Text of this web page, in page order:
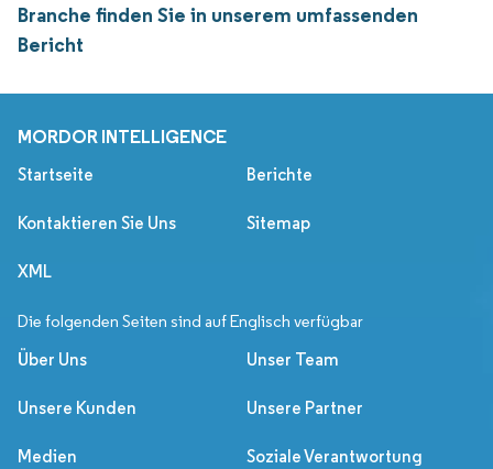
Branche finden Sie in unserem umfassenden
Bericht
MORDOR INTELLIGENCE
Startseite Berichte
Kontaktieren Sie Uns Sitemap
XML
Die folgenden Seiten sind auf Englisch verfügbar
Über Uns Unser Team
Unsere Kunden Unsere Partner
Medien Soziale Verantwortung